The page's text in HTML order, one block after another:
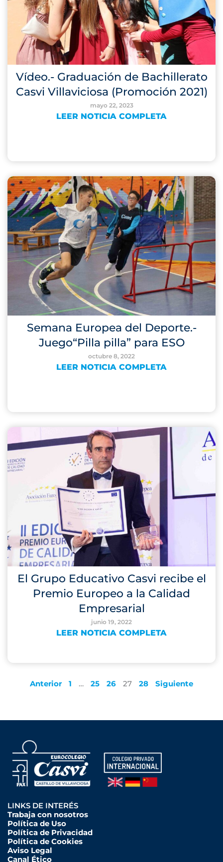
Vídeo.- Graduación de Bachillerato
Casvi Villaviciosa (Promoción 2021)
mayo 22, 2023
LEER NOTICIA COMPLETA
Semana Europea del Deporte.-
Juego“Pilla pilla” para ESO
octubre 8, 2022
LEER NOTICIA COMPLETA
El Grupo Educativo Casvi recibe el
Premio Europeo a la Calidad
Empresarial
junio 19, 2022
LEER NOTICIA COMPLETA
Anterior 1 … 25 26 27 28 Siguiente
LINKS DE INTERÉS
Trabaja con nosotros
Política de Uso
Política de Privacidad
Política de Cookies
Aviso Legal
Canal Ético